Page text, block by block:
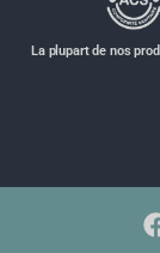
La plupart de nos